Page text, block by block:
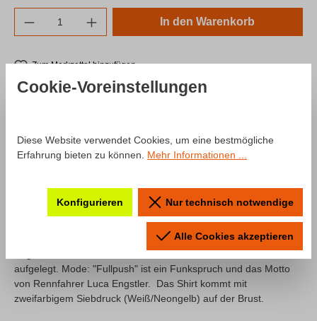
Produkt Anzahl: Gib den gewünschten
In den Warenkorb
Zum Merkzettel hinzufügen
Produktnummer:SW10049.7
Beschreibung
Produktinformationen "T-Shirt Mode:
"Fullpush" by Luca Engstler"
In Zusammenarbeit mit dem Lamborghini Werksfahrer Luca
Engstler haben wir ein weiteres schickes T-Shirt für euch
aufgelegt. Mode: "Fullpush" ist ein Funkspruch und das Motto
von Rennfahrer Luca Engstler. Das Shirt kommt mit
zweifarbigem Siebdruck (Weiß/Neongelb) auf der Brust.
Cookie-Voreinstellungen
Diese Website verwendet Cookies, um eine bestmögliche
Erfahrung bieten zu können. Mehr Informationen ...
Konfigurieren Nur technisch notwendige
Alle Cookies akzeptieren